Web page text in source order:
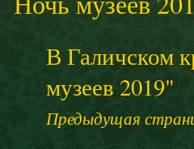
В Галичском
музеев 2019"
Предыдущая